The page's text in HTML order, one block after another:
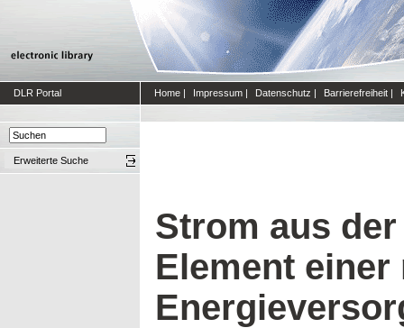
DLR Portal Home | Impressum | Datenschutz | Barrierefreiheit |
Erweiterte Suche
Strom aus
Element